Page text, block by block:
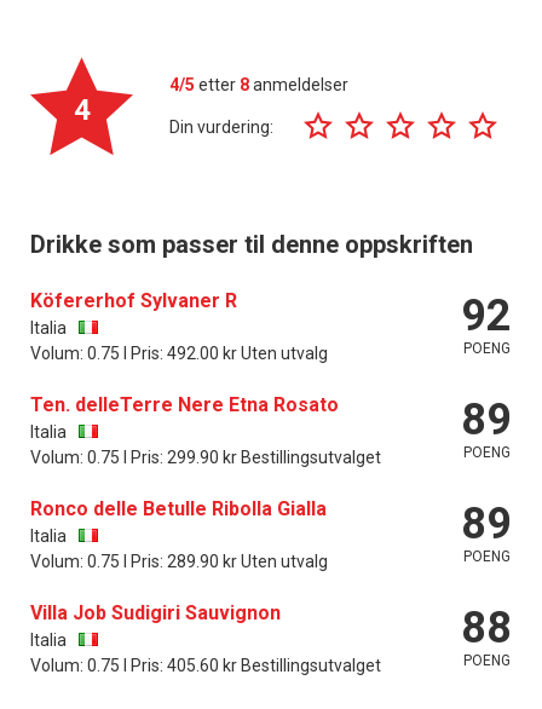
4
4/5 etter 8anmeldelser
Din vurdering:
Drikke som passer til denne oppskriften
Köfererhof Sylvaner R
Italia
Volum: 0.75 l Pris: 492.00 kr Uten utvalg
92
POENG
Ten. delleTerre Nere Etna Rosato
Italia
Volum: 0.75 l Pris: 299.90 kr Bestillingsutvalget
89
POENG
Ronco delle Betulle Ribolla Gialla
Italia
Volum: 0.75 l Pris: 289.90 kr Uten utvalg
89
POENG
Villa Job Sudigiri Sauvignon
Italia
Volum: 0.75 l Pris: 405.60 kr Bestillingsutvalget
88
POENG